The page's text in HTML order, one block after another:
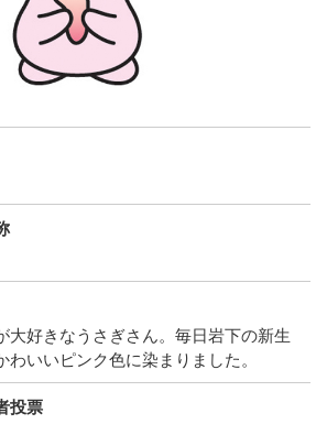
大好きなうさぎさん。毎日岩下の新生
いいピンク色に染まりました。
投票